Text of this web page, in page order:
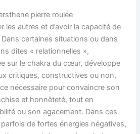
les autres et d’avoir la capacité de
certaines situations ou dans
dites « relationnelles »,
sur le chakra du cœur, développe
critiques, constructives ou non,
nécessaire pour convaincre son
et honnêteté, tout en
ou son agacement. Dans ces
de fortes énergies négatives,